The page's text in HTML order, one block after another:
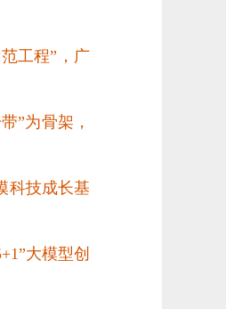
工程”，广
”为骨架，
科技成长基
大模型创